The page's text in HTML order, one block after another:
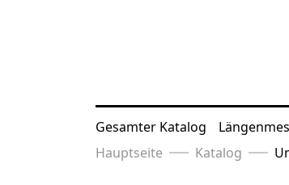
Gesamter Katalog
Hauptseite
Katalog